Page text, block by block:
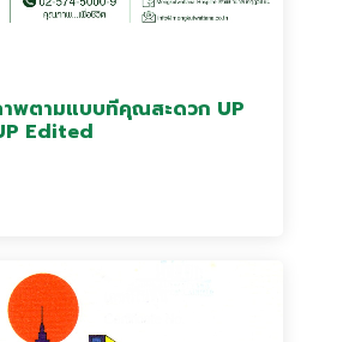
ตามแบบที่คุณสะดวก UP
Edited